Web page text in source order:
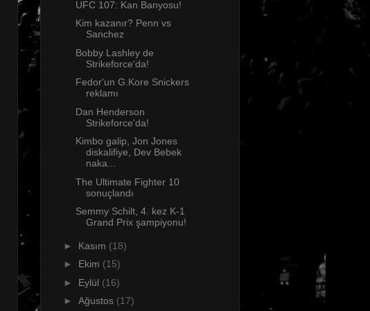
UFC 107: Kan Banyosu!
Kim kazanır? Penn vs
Sanchez
Bobby Lashley de
Strikeforce'da!
Fedor'un G.Kore Snickers
reklamı
Dan Henderson
Strikeforce'da!
Kimbo galip, Jon Jones
diskalifiye, Dev Bebek
naka...
The Ultimate Fighter 10
sonuçlandı
Semmy Schilt, 4. kez K-1
Grand Prix şampiyonu!
► Kasım (18)
► Ekim (15)
► Eylül (16)
► Ağustos (17)